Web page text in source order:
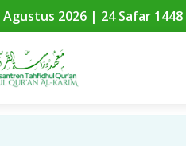
Lembaga Pendidikan
2026 | 24 Safar 1448